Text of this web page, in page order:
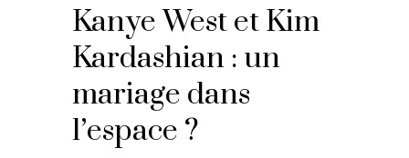
Kanye West et Kim
Kardashian : un
mariage dans
l’espace ?